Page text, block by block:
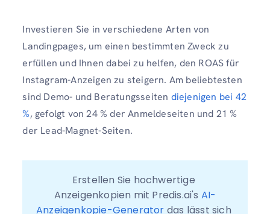
Investieren Sie in verschiedene Arten von
Landingpages, um einen bestimmten Zweck zu
erfüllen und Ihnen dabei zu helfen, den ROAS für
Instagram-Anzeigen zu steigern. Am beliebtesten
sind Demo- und Beratungsseiten diejenigen bei 42
%, gefolgt von 24 % der Anmeldeseiten und 21 %
der Lead-Magnet-Seiten.
Erstellen Sie hochwertige
Anzeigenkopien mit Predis.ai's AI-
Anzeigenkopie-Generator das lässt sich